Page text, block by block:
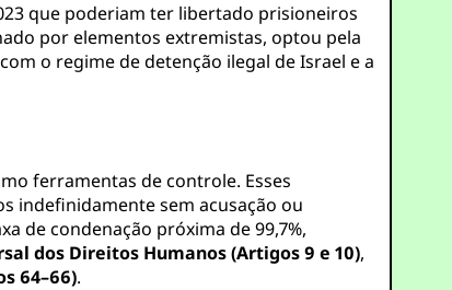
que poderiam ter libertado prisioneiros
por elementos extremistas, optou pela
o regime de detenção ilegal de Israel e a
ferramentas de controle. Esses
indefinidamente sem acusação ou
de condenação próxima de 99,7%,
dos Direitos Humanos (Artigos 9 e 10),
64–66).